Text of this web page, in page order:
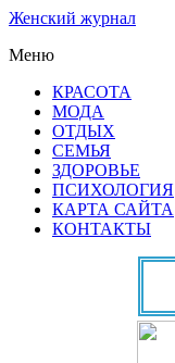
Женский журнал
Меню
КРАСОТА
МОДА
ОТДЫХ
СЕМЬЯ
ЗДОРОВЬЕ
ПСИХОЛОГИЯ
КАРТА САЙТА
КОНТАКТЫ